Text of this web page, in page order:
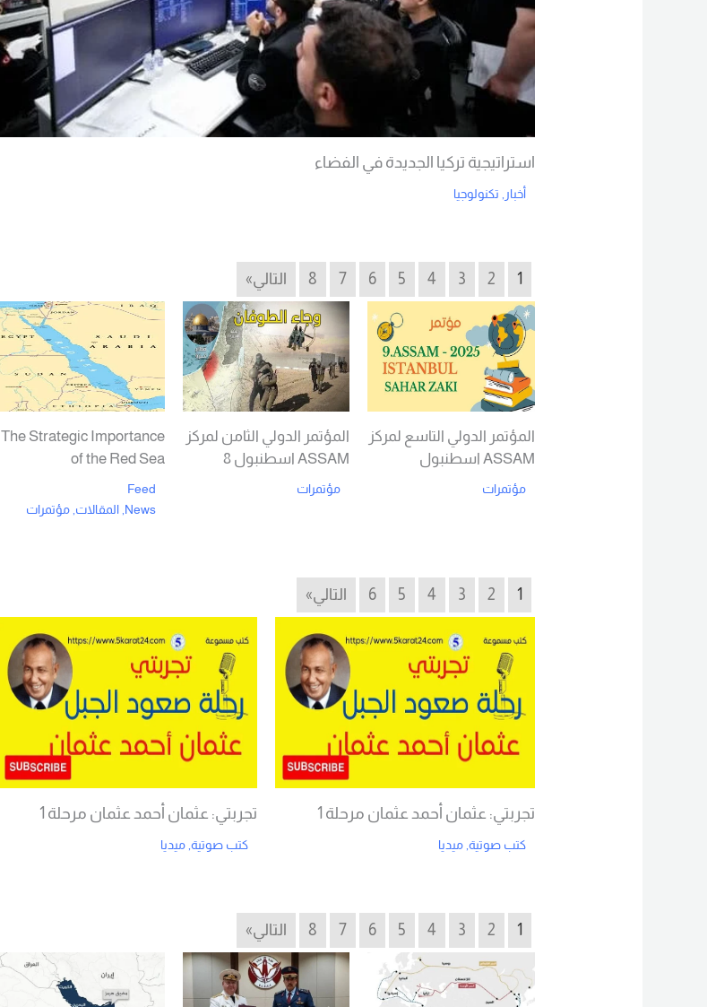
استراتيجية تركيا الجديدة في الفضاء
أخبار تكنولوجيا
1
2
3
4
5
6
7
8 التالي»
المؤتمر الدولي التاسع لمركز
ASSAM اسطنبول
مؤتمرات
المؤتمر الدولي الثامن لمركز
ASSAM اسطنبول 8
مؤتمرات
The Strategic Importance
of the Red Sea
Feed
News
,المقالات ,مؤتمرات
1
2
3
4
5
6 التالي»
تجربتي: عثمان أحمد عثمان مرحلة 1
كتب صوتية ,ميديا
تجربتي: عثمان أحمد عثمان مرحلة 1
كتب صوتية ميديا
1
2
3
4
5
6
7
8 التالي»